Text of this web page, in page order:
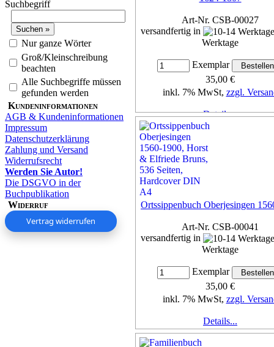
Suchbegriff
Nur ganze Wörter
Groß/Kleinschreibung
beachten
Alle Suchbegriffe müssen
gefunden werden
Kundeninformationen
AGB & Kundeninformationen
Impressum
Datenschutzerklärung
Zahlung und Versand
Widerrufsrecht
Werden Sie Autor!
Die DSGVO in der
Buchpublikation
Widerruf
Vertrag widerrufen
Art-Nr. CSB-00027
versandfertig in
Werktage
Exemplar
35,00 €
inkl. 7% MwSt, zzgl.
Details...
Ortssippenbuch Oberjesingen
Art-Nr. CSB-00041
versandfertig in
Werktage
Exemplar
35,00 €
inkl. 7% MwSt, zzgl.
Details...